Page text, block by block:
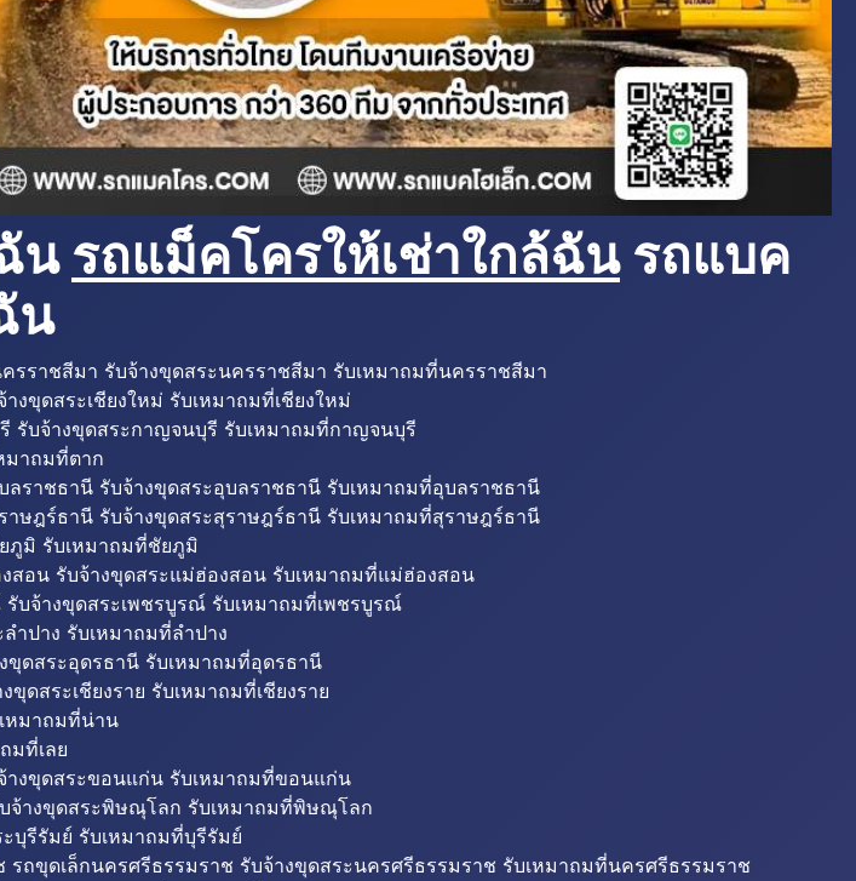
น รถแม็คโครให้เช่าใกล้ฉันรถแบค
น
ราชสีมา รับจ้างขุดสระนครราชสีมา รับเหมาถมที่นครราชสีมา
งขุดสระเชียงใหม่ รับเหมาถมที่เชียงใหม่
รับจ้างขุดสระกาญจนบุรี รับเหมาถมที่กาญจนบุรี
มาถมที่ตาก
ราชธานี รับจ้างขุดสระอุบลราชธานี รับเหมาถมที่อุบลราชธานี
ษฎร์ธานี รับจ้างขุดสระสุราษฎร์ธานี รับเหมาถมที่สุราษฎร์ธานี
ภูมิ รับเหมาถมที่ชัยภูมิ
สอน รับจ้างขุดสระแม่ฮ่องสอน รับเหมาถมที่แม่ฮ่องสอน
บจ้างขุดสระเพชรบูรณ์ รับเหมาถมที่เพชรบูรณ์
ำปาง รับเหมาถมที่ลำปาง
ขุดสระอุดรธานี รับเหมาถมที่อุดรธานี
ขุดสระเชียงราย รับเหมาถมที่เชียงราย
หมาถมที่น่าน
มที่เลย
งขุดสระขอนแก่น รับเหมาถมที่ขอนแก่น
างขุดสระพิษณุโลก รับเหมาถมที่พิษณุโลก
บุรีรัมย์ รับเหมาถมที่บุรีรัมย์
ถขุดเล็กนครศรีธรรมราช รับจ้างขุดสระนครศรีธรรมราช รับเหมาถมที่นครศรีธรรมราช